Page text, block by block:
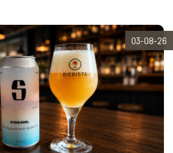
03-08-26